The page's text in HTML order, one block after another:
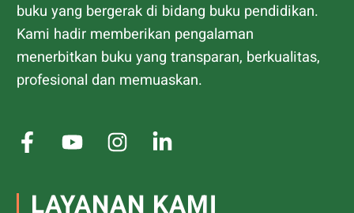
buku yang bergerak di bidang buku pendidikan.
Kami hadir memberikan pengalaman
menerbitkan buku yang transparan, berkualitas,
profesional dan memuaskan.
LAYANAN KAMI